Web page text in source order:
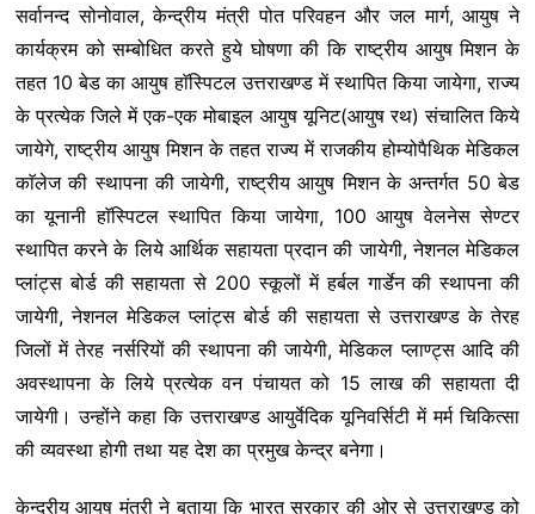
सर्वानन्द सोनोवाल, केन्द्रीय मंत्री पोत परिवहन और जल मार्ग, आयुष ने
कार्यक्रम को सम्बोधित करते हुये घोषणा की कि राष्ट्रीय आयुष मिशन के
तहत 10 बेड का आयुष हाॅस्पिटल उत्तराखण्ड में स्थापित किया जायेगा, राज्य
के प्रत्येक जिले में एक-एक मोबाइल आयुष यूनिट(आयुष रथ) संचालित किये
जायेगे, राष्ट्रीय आयुष मिशन के तहत राज्य में राजकीय होम्योपैथिक मेडिकल
काॅलेज की स्थापना की जायेगी, राष्ट्रीय आयुष मिशन के अन्तर्गत 50 बेड
का यूनानी हाॅस्पिटल स्थापित किया जायेगा, 100 आयुष वेलनेस सेण्टर
स्थापित करने के लिये आर्थिक सहायता प्रदान की जायेगी, नेशनल मेडिकल
प्लांट्स बोर्ड की सहायता से 200 स्कूलों में हर्बल गार्डेन की स्थापना की
जायेगी, नेशनल मेडिकल प्लांट्स बोर्ड की सहायता से उत्तराखण्ड के तेरह
जिलों में तेरह नर्सरियों की स्थापना की जायेगी, मेडिकल प्लाण्ट्स आदि की
अवस्थापना के लिये प्रत्येक वन पंचायत को 15 लाख की सहायता दी
जायेगी। उन्होंने कहा कि उत्तराखण्ड आयुर्वेदिक यूनिवर्सिटी में मर्म चिकित्सा
की व्यवस्था होगी तथा यह देश का प्रमुख केन्द्र बनेगा।
केन्द्रीय आयुष मंत्री ने बताया कि भारत सरकार की ओर से उत्तराखण्ड को